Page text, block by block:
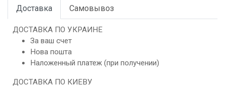
Доставка Самовывоз
ДОСТАВКА ПО УКРАИНЕ
За ваш счет
Нова пошта
Наложенный платеж (при получении)
ДОСТАВКА ПО КИЕВУ